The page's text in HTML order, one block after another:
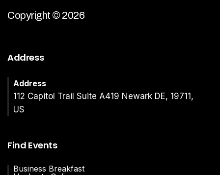
Copyright © 2026
Address
Address
112 Capitol Trail Suite A419 Newark DE, 19711,
US
Find Events
Business Breakfast